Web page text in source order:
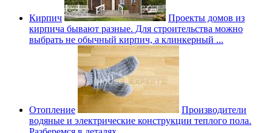
Кирпич
Проекты домов из
кирпича бывают разные. Для строительства можно
выбрать не обычный кирпич, а клинкерный ...
Отопление
Производители
водяные и электрические конструкции теплого пола.